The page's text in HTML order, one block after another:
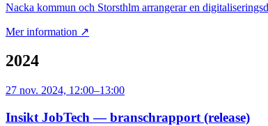
Nacka kommun och Storsthlm arrangerar en
Mer information ↗
2024
27 nov. 2024, 12:00–13:00
Insikt JobTech — branschrapport (release)